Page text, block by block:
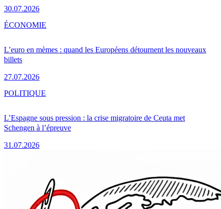
30.07.2026
L’euro en mèmes : quand les Européens détournent les nouveaux
billets
27.07.2026
ÉCONOMIE
L’Espagne sous pression : la crise migratoire de Ceuta met
Schengen à l’épreuve
31.07.2026
POLITIQUE